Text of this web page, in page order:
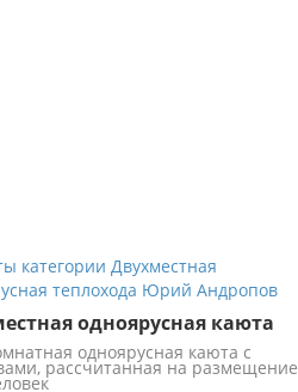
одноярусная каюта
одноярусная каюта с
рассчитанная на размещение